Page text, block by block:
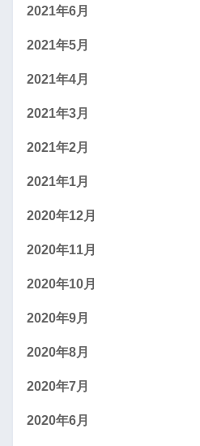
2021年6月
2021年5月
2021年4月
2021年3月
2021年2月
2021年1月
2020年12月
2020年11月
2020年10月
2020年9月
2020年8月
2020年7月
2020年6月